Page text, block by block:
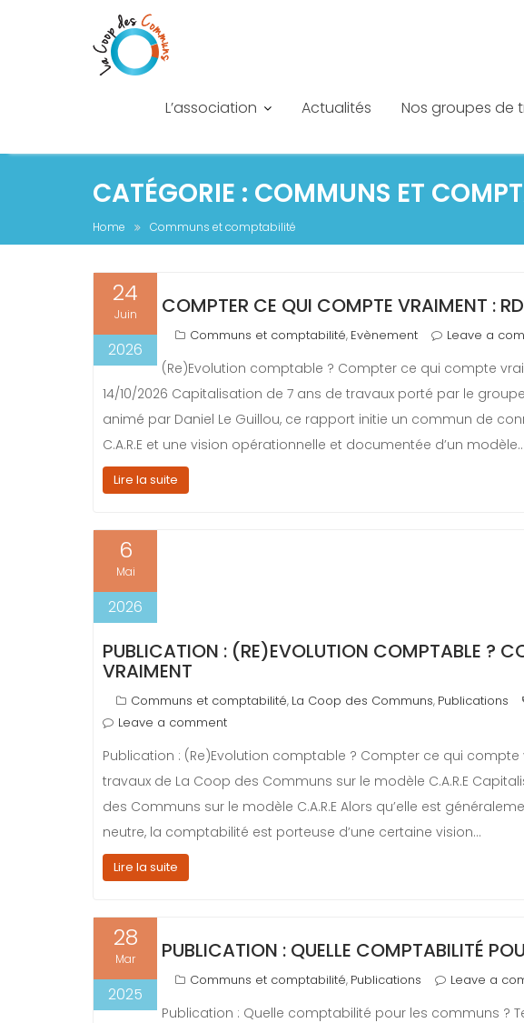
L’association Actualités Nos groupes de
CATÉGORIE : COMMUNS ET
Home Communs et comptabilité
24
Juin
2026
COMPTER CE QUI COMPTE VRAIMENT :
Communs et comptabilité, Evènement Leave a
(Re)Evolution comptable ? Compter ce qui compte
14/10/2026 Capitalisation de 7 ans de travaux porté par le
animé par Daniel Le Guillou, ce rapport initie un commun de
C.A.R.E et une vision opérationnelle et documentée d’un modèle…
Lire la suite
6
Mai
2026
PUBLICATION : (RE)EVOLUTION COMPTABLE ?
VRAIMENT
Communs et comptabilité, La Coop des Communs, Publications
Leave a comment
Publication : (Re)Evolution comptable ? Compter ce qui
travaux de La Coop des Communs sur le modèle C.A.R.E
des Communs sur le modèle C.A.R.E Alors qu’elle est
neutre, la comptabilité est porteuse d’une certaine vision…
Lire la suite
28
Mar
2025
PUBLICATION : QUELLE COMPTABILITÉ
Communs et comptabilité, Publications Leave a
Publication : Quelle comptabilité pour les communs ?